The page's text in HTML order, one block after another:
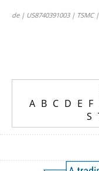
de | US8740391003 |
A B C D E F
S